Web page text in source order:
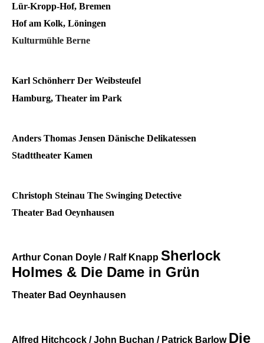
Lür-Kropp-Hof, Bremen
Hof am Kolk, Löningen
Kulturmühle Berne
Karl Schönherr Der Weibsteufel
Hamburg, Theater im Park
Anders Thomas Jensen Dänische Delikatessen
Stadttheater Kamen
Christoph Steinau The Swinging Detective
Theater Bad Oeynhausen
Arthur Conan Doyle / Ralf Knapp Sherlock
Holmes & Die Dame in Grün
Theater Bad Oeynhausen
Alfred Hitchcock / John Buchan / Patrick Barlow Die